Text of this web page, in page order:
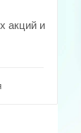
акций и